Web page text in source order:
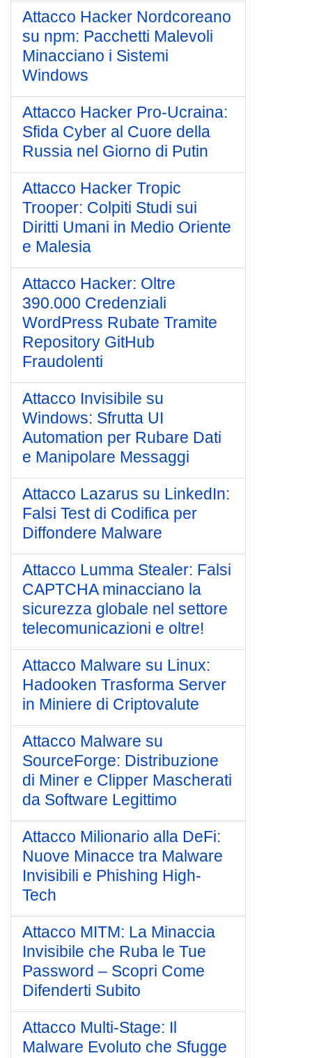
Attacco Hacker Nordcoreano
su npm: Pacchetti Malevoli
Minacciano i Sistemi
Windows
Attacco Hacker Pro-Ucraina:
Sfida Cyber al Cuore della
Russia nel Giorno di Putin
Attacco Hacker Tropic
Trooper: Colpiti Studi sui
Diritti Umani in Medio Oriente
e Malesia
Attacco Hacker: Oltre
390.000 Credenziali
WordPress Rubate Tramite
Repository GitHub
Fraudolenti
Attacco Invisibile su
Windows: Sfrutta UI
Automation per Rubare Dati
e Manipolare Messaggi
Attacco Lazarus su LinkedIn:
Falsi Test di Codifica per
Diffondere Malware
Attacco Lumma Stealer: Falsi
CAPTCHA minacciano la
sicurezza globale nel settore
telecomunicazioni e oltre!
Attacco Malware su Linux:
Hadooken Trasforma Server
in Miniere di Criptovalute
Attacco Malware su
SourceForge: Distribuzione
di Miner e Clipper Mascherati
da Software Legittimo
Attacco Milionario alla DeFi:
Nuove Minacce tra Malware
Invisibili e Phishing High-
Tech
Attacco MITM: La Minaccia
Invisibile che Ruba le Tue
Password – Scopri Come
Difenderti Subito
Attacco Multi-Stage: Il
Malware Evoluto che Sfugge